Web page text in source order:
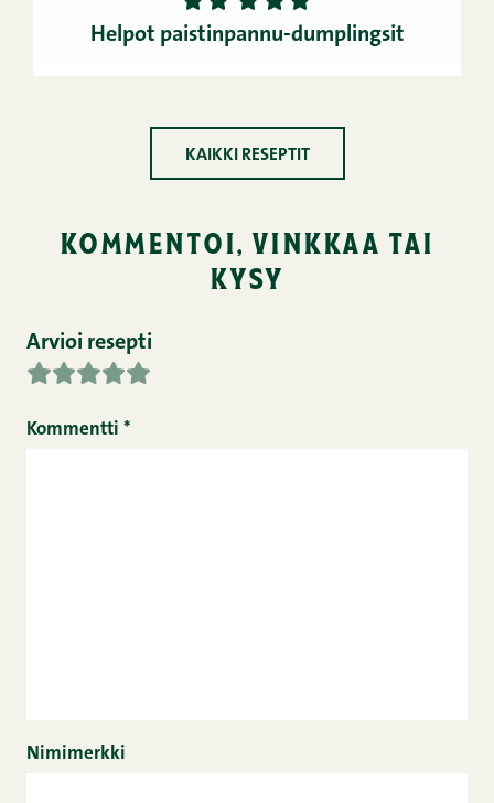
Helpot paistinpannu-dumplingsit
KAIKKI RESEPTIT
kommentoi, vinkkaa tai
kysy
Arvioi resepti
Kommentti *
Nimimerkki